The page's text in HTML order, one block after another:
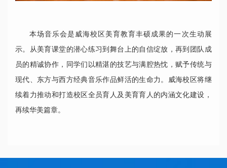
本场音乐会是威海校区美育教育丰硕成果的一次生动展
示。从美育课堂的潜心练习到舞台上的自信绽放，再到团队成
员的精诚协作，同学们以精湛的技艺与满腔热忱，赋予传统与
现代、东方与西方经典音乐作品鲜活的生命力。威海校区将继
续着力推动和打造校区全员育人及美育育人的内涵文化建设，
再续华美篇章。